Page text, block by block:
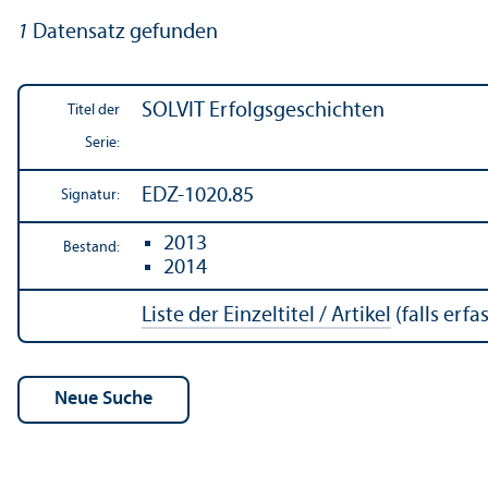
1 Datensatz gefunden
Titel der
Serie:
SOLVIT Erfolgsgeschichten
Signatur: EDZ-1020.85
Bestand:
2013
2014
Liste der Einzeltitel / Artikel (falls